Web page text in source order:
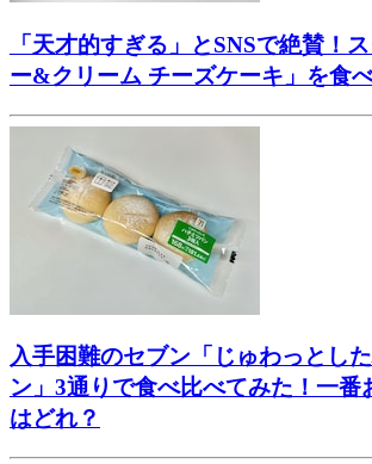
「天才的すぎる」とSNSで絶賛！
ー&クリーム チーズケーキ」を食
入手困難のセブン「じゅわっとし
ン」3通りで食べ比べてみた！一番
はどれ？